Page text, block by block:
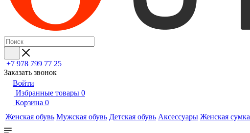
+7 978 799 77 25
Заказать звонок
Войти
Избранные товары 0
Корзина 0
Женская обувь Мужская обувь Детская обувь Аксессуары Женская сумка